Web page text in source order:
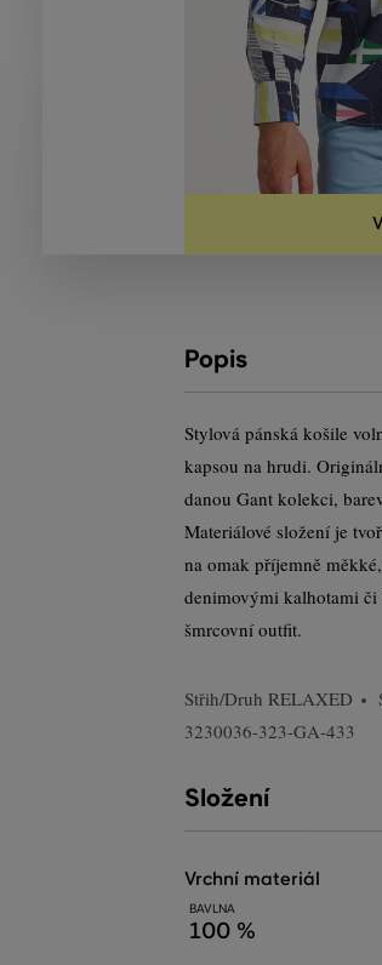
Popis
Stylová pánská košile
kapsou na hrudi.
danou Gant kolekci,
Materiálové složení je
na omak příjemně
denimovými kalhotami
šmrcovní outfit.
Střih/Druh RELAXED
3230036-323-GA-433
Složení
vrchní materiál
BAVLNA
100 %